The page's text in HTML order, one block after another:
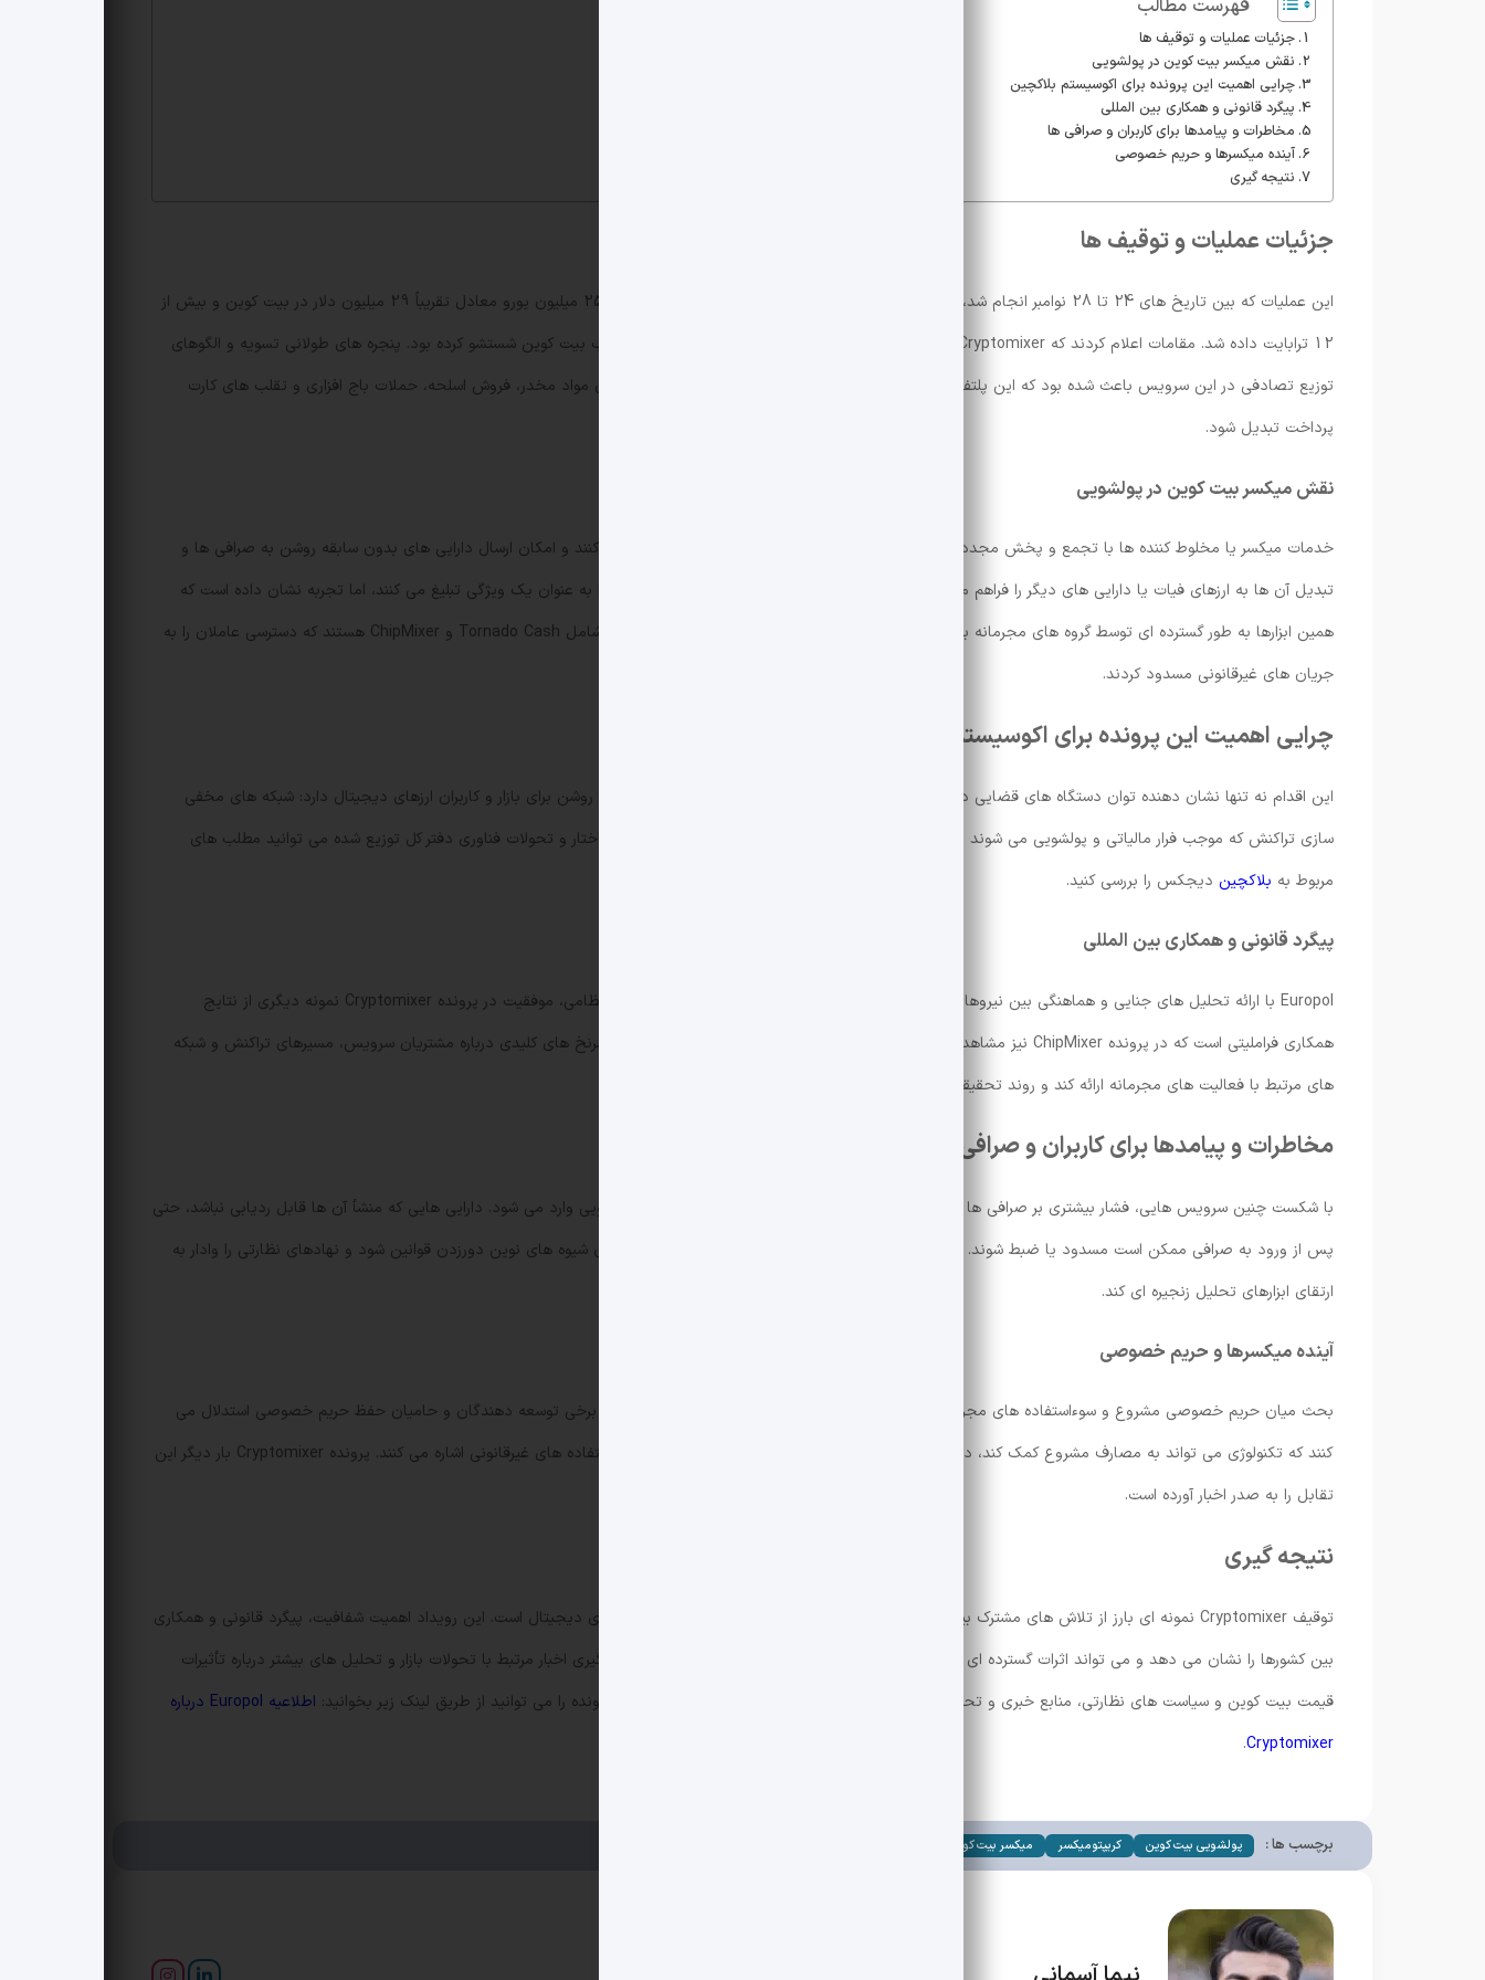
فهرست مطالب
جزئیات عملیات و توقیف ها
نقش میکسر بیت کوین در پولشویی
چرایی اهمیت این پرونده برای اکوسیستم بلاکچین
پیگرد قانونی و همکاری بین المللی
مخاطرات و پیامدها برای کاربران و صرافی ها
آینده میکسرها و حریم خصوصی
نتیجه گیری
جزئیات عملیات و توقیف ها
این عملیات که بین تاریخ های 24 تا 28 نوامبر انجام شد، منجر به ضبط سه سرور، دامنه cryptomixer.io، بیش از 25 میلیون یورو معادل تقریباً 29 میلیون دلار در بیت کوین و بیش از
12 ترابایت داده شد. مقامات اعلام کردند که Cryptomixer از سال 2016 تاکنون بیش از 1.3 میلیارد یورو را در قالب بیت کوین شستشو کرده بود. پنجره های طولانی تسویه و الگوهای
توزیع تصادفی در این سرویس باعث شده بود که این پلتفرم به ابزاری جذاب برای پنهان سازی منابع حاصل از قاچاق مواد مخدر، فروش اسلحه، حملات باج افزاری و تقلب های کارت
پرداخت تبدیل شود.
نقش میکسر بیت کوین در پولشویی
خدمات میکسر یا مخلوط کننده ها با تجمع و پخش مجدد وجوه کاربران، رد تراکنش های زنجیره ای را مخدوش می کنند و امکان ارسال دارایی های بدون سابقه روشن به صرافی ها و
تبدیل آن ها به ارزهای فیات یا دارایی های دیگر را فراهم می سازند. اگرچه برخی از این سرویس ها حریم خصوصی را به عنوان یک ویژگی تبلیغ می کنند، اما تجربه نشان داده است که
همین ابزارها به طور گسترده ای توسط گروه های مجرمانه برای پولشویی استفاده می شوند. نمونه های شاخص قبلی شامل Tornado Cash و ChipMixer هستند که دسترسی عاملان را به
جریان های غیرقانونی مسدود کردند.
چرایی اهمیت این پرونده برای اکوسیستم بلاکچین
این اقدام نه تنها نشان دهنده توان دستگاه های قضایی در مقابله با ابزارهای پنهان سازی تراکنش است، بلکه پیامی روشن برای بازار و کاربران ارزهای دیجیتال دارد: شبکه های مخفی
سازی تراکنش که موجب فرار مالیاتی و پولشویی می شوند مورد پیگرد قرار خواهند گرفت. برای مطالعه بیشتر درباره ساختار و تحولات فناوری دفتر کل توزیع شده می توانید مطلب های
مربوط به بلاکچین دیجکس را بررسی کنید.
پیگرد قانونی و همکاری بین المللی
Europol با ارائه تحلیل های جنایی و هماهنگی بین نیروهای انتظامی به اجرای عملیات کمک کرد. از نگاه نهادهای انتظامی، موفقیت در پرونده Cryptomixer نمونه دیگری از نتایج
همکاری فراملیتی است که در پرونده ChipMixer نیز مشاهده شد. مقامات می گویند داده های ضبط شده می تواند سرنخ های کلیدی درباره مشتریان سرویس، مسیرهای تراکنش و شبکه
های مرتبط با فعالیت های مجرمانه ارائه کند و روند تحقیقات را وارد مرحله تازه ای کند.
مخاطرات و پیامدها برای کاربران و صرافی ها
با شکست چنین سرویس هایی، فشار بیشتری بر صرافی ها برای اجرای سیاست های شناخت مشتری و مقابله با پولشویی وارد می شود. دارایی هایی که منشأ آن ها قابل ردیابی نباشد، حتی
پس از ورود به صرافی ممکن است مسدود یا ضبط شوند. علاوه بر این، عملیات توقیف می تواند منجر به آشکار شدن شیوه های نوین دورزدن قوانین شود و نهادهای نظارتی را وادار به
ارتقای ابزارهای تحلیل زنجیره ای کند.
آینده میکسرها و حریم خصوصی
بحث میان حریم خصوصی مشروع و سوءاستفاده های مجرمانه از ابزارهای مخفی سازی تراکنش ادامه خواهد داشت. برخی توسعه دهندگان و حامیان حفظ حریم خصوصی استدلال می
کنند که تکنولوژی می تواند به مصارف مشروع کمک کند، در حالی که ناظران و مقامات قضایی به خطرات ناشی از استفاده های غیرقانونی اشاره می کنند. پرونده Cryptomixer بار دیگر این
تقابل را به صدر اخبار آورده است.
نتیجه گیری
توقیف Cryptomixer نمونه ای بارز از تلاش های مشترک بین المللی برای مقابله با شبکه های پولشویی در حوزه ارزهای دیجیتال است. این رویداد اهمیت شفافیت، پیگرد قانونی و همکاری
بین کشورها را نشان می دهد و می تواند اثرات گسترده ای بر نحوه مدیریت صرافی ها و کاربران داشته باشد. برای پیگیری اخبار مرتبط با تحولات بازار و تحلیل های بیشتر درباره تأثیرات
قیمت بیت کوین و سیاست های نظارتی، منابع خبری و تحلیلی را دنبال کنید. اطلاعیه رسمی Europol در مورد این پرونده را می توانید از طریق لینک زیر بخوانید:
اطلاعیه Europol درباره
Cryptomixer
.
برچسب ها : پولشویی بیت کوین کریپتومیکسر میکسر بیت کوین